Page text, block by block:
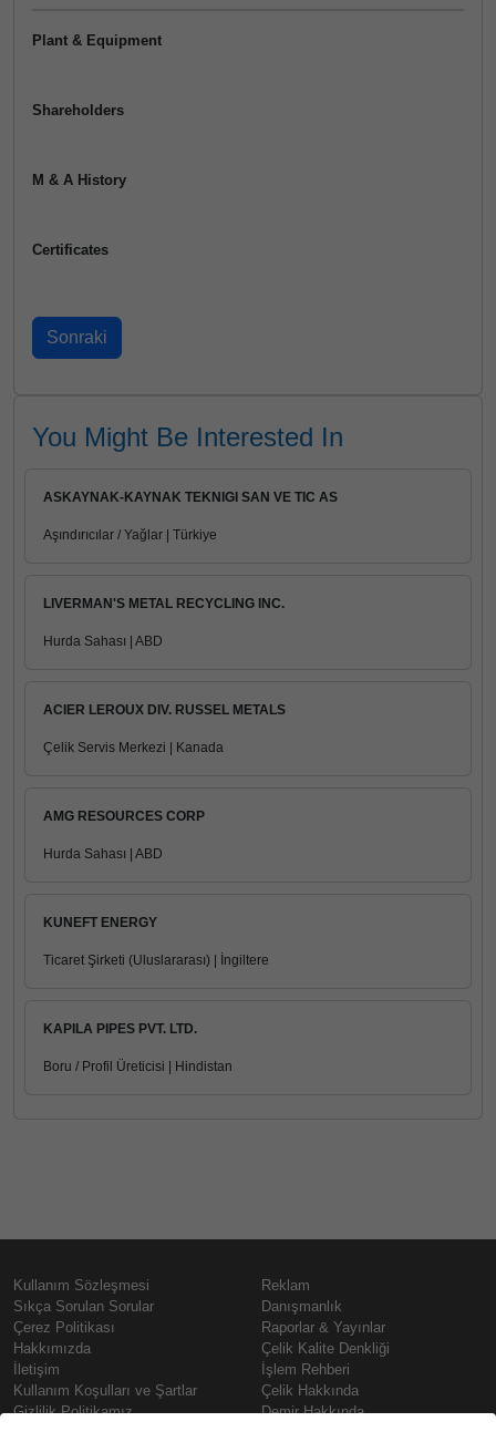
Plant & Equipment
Shareholders
M & A History
Certificates
You Might Be Interested In
ASKAYNAK-KAYNAK TEKNIGI SAN VE TIC AS
Aşındırıcılar / Yağlar | Türkiye
LIVERMAN'S METAL RECYCLING INC.
Hurda Sahası | ABD
ACIER LEROUX DIV. RUSSEL METALS
Çelik Servis Merkezi | Kanada
AMG RESOURCES CORP
Hurda Sahası | ABD
KUNEFT ENERGY
Ticaret Şirketi (Uluslararası) | İngiltere
KAPILA PIPES PVT. LTD.
Boru / Profil Üreticisi | Hindistan
Kullanım Sözleşmesi
Sıkça Sorulan Sorular
Çerez Politikası
Hakkımızda
İletişim
Kullanım Koşulları ve Şartlar
Gizlilik Politikamız
Reklam
Danışmanlık
Raporlar & Yayınlar
Çelik Kalite Denkliği
İşlem Rehberi
Çelik Hakkında
Demir Hakkında